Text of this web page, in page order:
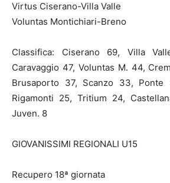
Virtus Ciserano-Villa Valle
Voluntas Montichiari-Breno
Classifica: Ciserano 69, Villa
Caravaggio 47, Voluntas M. 44,
Brusaporto 37, Scanzo 33, Ponte
Rigamonti 25, Tritium 24,
Juven. 8
GIOVANISSIMI REGIONALI U15
Recupero 18ª giornata